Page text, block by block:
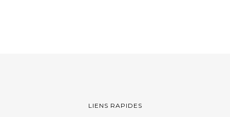
LIENS RAPIDES